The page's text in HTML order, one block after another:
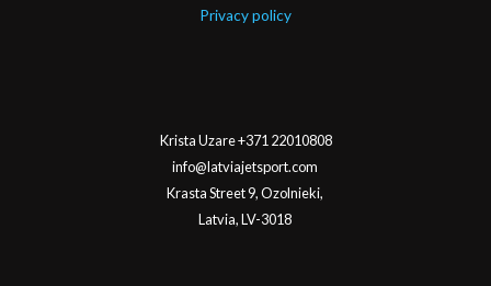
Privacy policy
Krista Uzare +371 22010808
info@latviajetsport.com
Krasta Street 9, Ozolnieki,
Latvia, LV-3018